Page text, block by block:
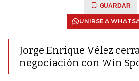
GUARDAR
UNIRSE A
Jorge Enrique Vélez
negociación con Win